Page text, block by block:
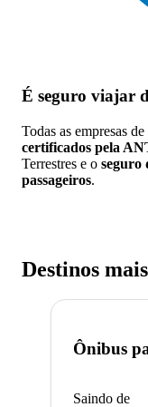
É seguro viajar
Todas as empresas de
certificados pela
Terrestres e o seguro
passageiros.
Destinos
Ônibus
Saindo de